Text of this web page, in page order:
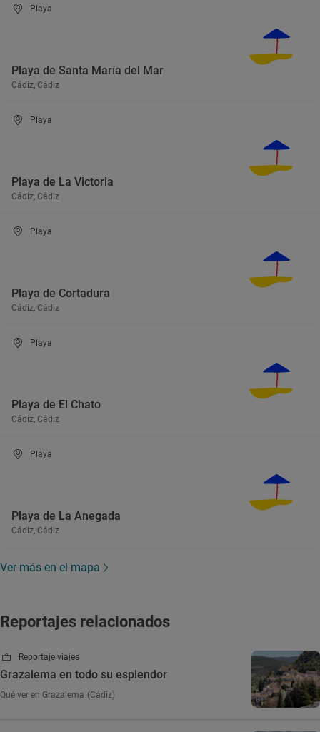
Playa
Playa de Santa María del Mar
Cádiz, Cádiz
Playa
Playa de La Victoria
Cádiz, Cádiz
Playa
Playa de Cortadura
Cádiz, Cádiz
Playa
Playa de El Chato
Cádiz, Cádiz
Playa
Playa de La Anegada
Cádiz, Cádiz
Ver más en el mapa
Reportajes relacionados
Reportaje viajes
Grazalema en todo su esplendor
Qué ver en Grazalema (Cádiz)